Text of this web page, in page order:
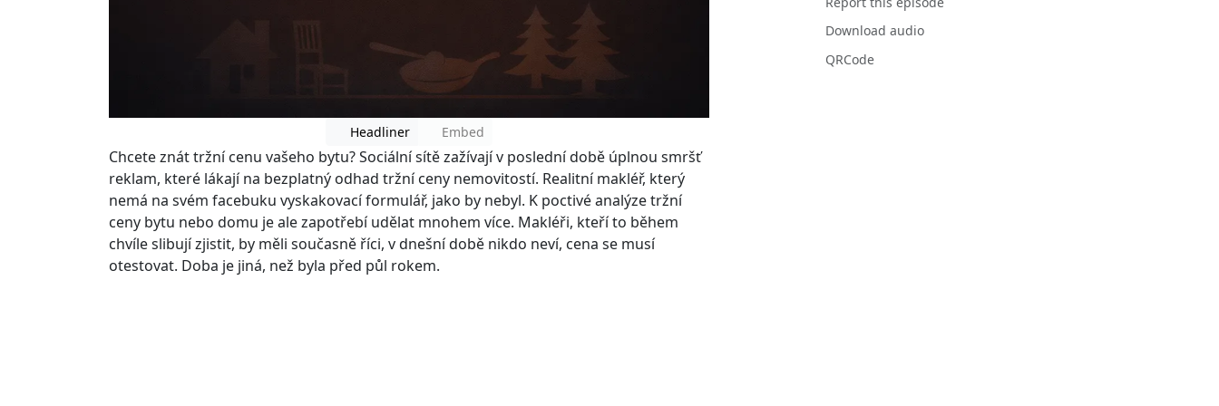
Headliner Embed
Chcete znát tržní cenu vašeho bytu? Sociální sítě zažívají v poslední době úplnou smršť
reklam, které lákají na bezplatný odhad tržní ceny nemovitostí. Realitní makléř, který
nemá na svém facebuku vyskakovací formulář, jako by nebyl. K poctivé analýze tržní
ceny bytu nebo domu je ale zapotřebí udělat mnohem více. Makléři, kteří to během
chvíle slibují zjistit, by měli současně říci, v dnešní době nikdo neví, cena se musí
otestovat. Doba je jiná, než byla před půl rokem.
Download audio
QRCode